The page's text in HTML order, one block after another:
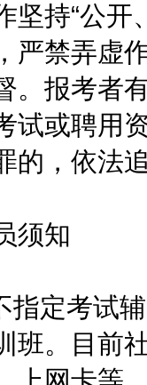
持“公开
严禁弄虚
。报考者
试或聘用
的，依法
须知
定考试辅
班。目前